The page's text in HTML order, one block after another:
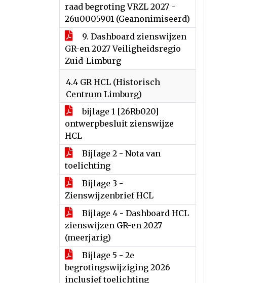
raad begroting VRZL 2027 -
26u0005901 (Geanonimiseerd)
9. Dashboard zienswijzen
GR-en 2027 Veiligheidsregio
Zuid-Limburg
4.4 GR HCL (Historisch
Centrum Limburg)
bijlage 1 [26Rb020]
ontwerpbesluit zienswijze
HCL
Bijlage 2 - Nota van
toelichting
Bijlage 3 -
Zienswijzenbrief HCL
Bijlage 4 - Dashboard HCL
zienswijzen GR-en 2027
(meerjarig)
Bijlage 5 - 2e
begrotingswijziging 2026
inclusief toelichting